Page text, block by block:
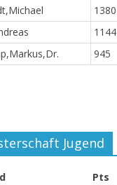
1380
1144
945
Jugend
Pts